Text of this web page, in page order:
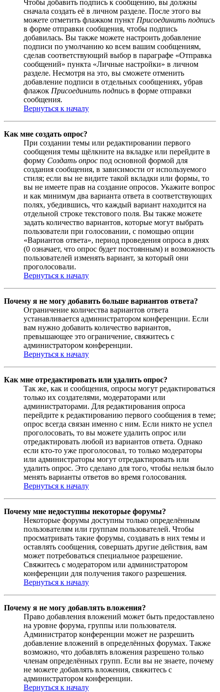
Чтобы добавить подпись к сообщению, вы должны
сначала создать её в личном разделе. После этого вы
можете отметить флажком пункт Присоединить подпись
в форме отправки сообщения, чтобы подпись
добавилась. Вы также можете настроить добавление
подписи по умолчанию ко всем вашим сообщениям,
сделав соответствующий выбор в параграфе «Отправка
сообщений» пункта «Личные настройки» в личном
разделе. Несмотря на это, вы сможете отменить
добавление подписи в отдельных сообщениях, убрав
флажок Присоединить подпись в форме отправки
сообщения.
Вернуться к началу
Как мне создать опрос?
При создании темы или редактировании первого
сообщения темы щёлкните на вкладке или перейдите в
форму Создать опрос под основной формой для
создания сообщения, в зависимости от используемого
стиля; если вы не видите такой вкладки или формы, то
вы не имеете прав на создание опросов. Укажите вопрос
и как минимум два варианта ответа в соответствующих
полях, убедившись, что каждый вариант находится на
отдельной строке текстового поля. Вы также можете
задать количество вариантов, которые могут выбрать
пользователи при голосовании, с помощью опции
«Вариантов ответа», период проведения опроса в днях
(0 означает, что опрос будет постоянным) и возможность
пользователей изменять вариант, за который они
проголосовали.
Вернуться к началу
Почему я не могу добавить больше вариантов ответа?
Ограничение количества вариантов ответа
устанавливается администратором конференции. Если
вам нужно добавить количество вариантов,
превышающее это ограничение, свяжитесь с
администратором конференции.
Вернуться к началу
Как мне отредактировать или удалить опрос?
Так же, как и сообщения, опросы могут редактироваться
только их создателями, модераторами или
администраторами. Для редактирования опроса
перейдите к редактированию первого сообщения в теме;
опрос всегда связан именно с ним. Если никто не успел
проголосовать, то вы можете удалить опрос или
отредактировать любой из вариантов ответа. Однако
если кто-то уже проголосовал, то только модераторы
или администраторы могут отредактировать или
удалить опрос. Это сделано для того, чтобы нельзя было
менять варианты ответов во время голосования.
Вернуться к началу
Почему мне недоступны некоторые форумы?
Некоторые форумы доступны только определённым
пользователям или группам пользователей. Чтобы
просматривать такие форумы, создавать в них темы и
оставлять сообщения, совершать другие действия, вам
может потребоваться специальное разрешение.
Свяжитесь с модератором или администратором
конференции для получения такого разрешения.
Вернуться к началу
Почему я не могу добавлять вложения?
Право добавления вложений может быть предоставлено
на уровне форума, группы или пользователя.
Администратор конференции может не разрешить
добавление вложений в определённых форумах. Также
возможно, что добавлять вложения разрешено только
членам определённых групп. Если вы не знаете, почему
не можете добавлять вложения, свяжитесь с
администратором конференции.
Вернуться к началу